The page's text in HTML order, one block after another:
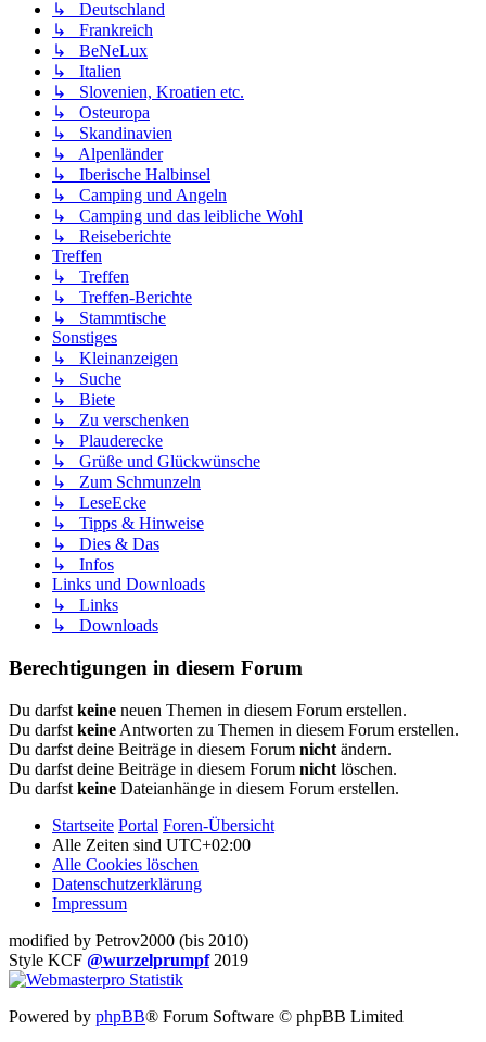
↳ Deutschland
↳ Frankreich
↳ BeNeLux
↳ Italien
↳ Slovenien, Kroatien etc.
↳ Osteuropa
↳ Skandinavien
↳ Alpenländer
↳ Iberische Halbinsel
↳ Camping und Angeln
↳ Camping und das leibliche Wohl
↳ Reiseberichte
Treffen
↳ Treffen
↳ Treffen-Berichte
↳ Stammtische
Sonstiges
↳ Kleinanzeigen
↳ Suche
↳ Biete
↳ Zu verschenken
↳ Plauderecke
↳ Grüße und Glückwünsche
↳ Zum Schmunzeln
↳ LeseEcke
↳ Tipps & Hinweise
↳ Dies & Das
↳ Infos
Links und Downloads
↳ Links
↳ Downloads
Berechtigungen in diesem Forum
Du darfst keine neuen Themen in diesem Forum erstellen.
Du darfst keine Antworten zu Themen in diesem Forum erstellen.
Du darfst deine Beiträge in diesem Forum nicht ändern.
Du darfst deine Beiträge in diesem Forum nicht löschen.
Du darfst keine Dateianhänge in diesem Forum erstellen.
Startseite Portal Foren-Übersicht
Alle Zeiten sind UTC+02:00
Alle Cookies löschen
Datenschutzerklärung
Impressum
modified by Petrov2000 (bis 2010)
Style KCF @wurzelprumpf2019
Powered by phpBB® Forum Software © phpBB Limited